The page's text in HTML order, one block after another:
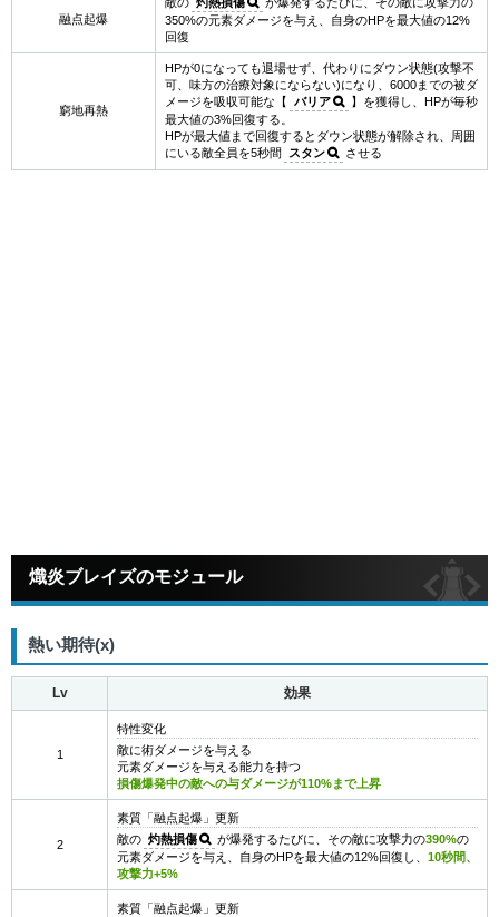
融点起爆
350%の元素ダメージを与え、自身のHPを最大値の12%
回復
窮地再熱
HPが0になっても退場せず、代わりにダウン状態(攻撃不
可、味方の治療対象にならない)になり、6000までの被ダ
メージを吸収可能な【 バリア
】を獲得し、HPが毎秒
最大値の3%回復する。
HPが最大値まで回復するとダウン状態が解除され、周囲
にいる敵全員を5秒間
スタン させる
熾炎ブレイズのモジュール
熱い期待(x)
Lv 効果
1
特性変化
敵に術ダメージを与える
元素ダメージを与える能力を持つ
損傷爆発中の敵への与ダメージが110%まで上昇
2
素質「融点起爆」更新
敵の 灼熱損傷 が爆発するたびに、その敵に攻撃力の390%の
元素ダメージを与え、自身のHPを最大値の12%回復し、 10秒間、
攻撃力+5%
素質「融点起爆」更新